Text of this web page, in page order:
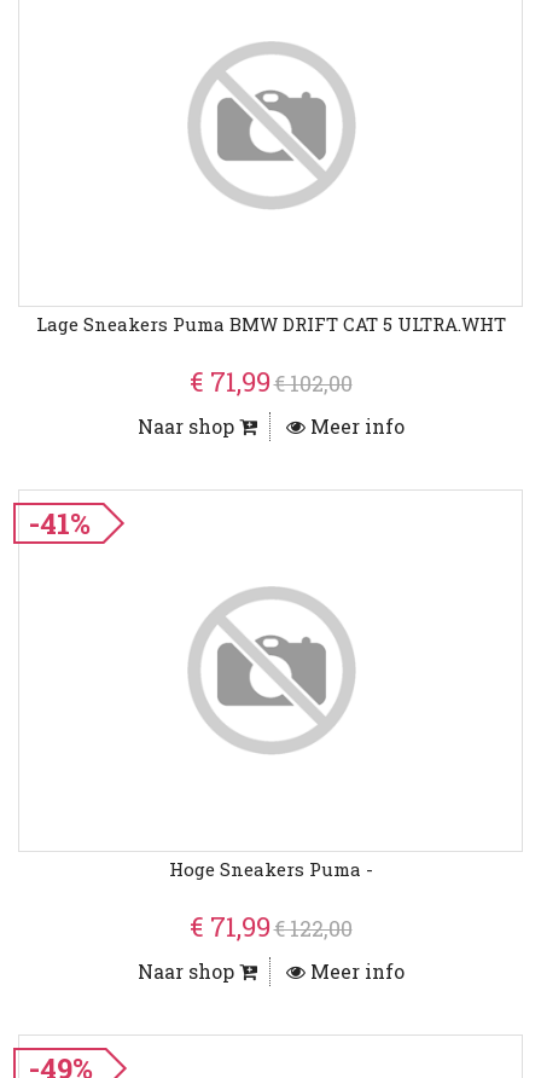
Lage Sneakers Puma BMW DRIFT CAT 5 ULTRA.WHT
€ 71,99€ 102,00
Naar shop Meer info
-41%
Hoge Sneakers Puma -
€ 71,99€ 122,00
Naar shop Meer info
-49%